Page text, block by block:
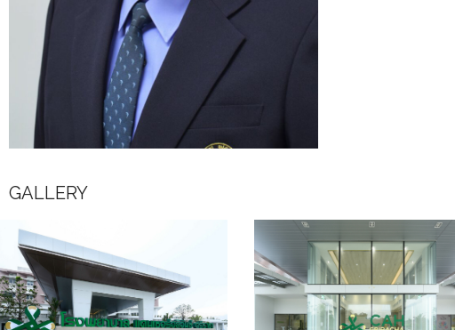
GALLERY